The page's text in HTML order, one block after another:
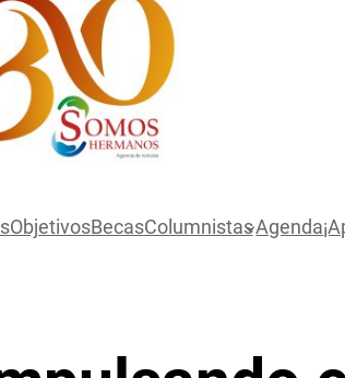
ObjetivosBecasColumnistasAgenda